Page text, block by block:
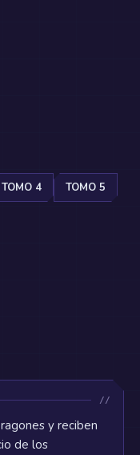
TOMO 4
TOMO 5
y reciben
de los